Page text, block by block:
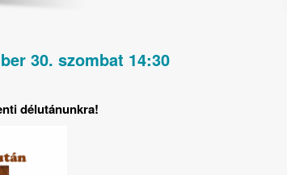
30. szombat 14:30
délutánunkra!